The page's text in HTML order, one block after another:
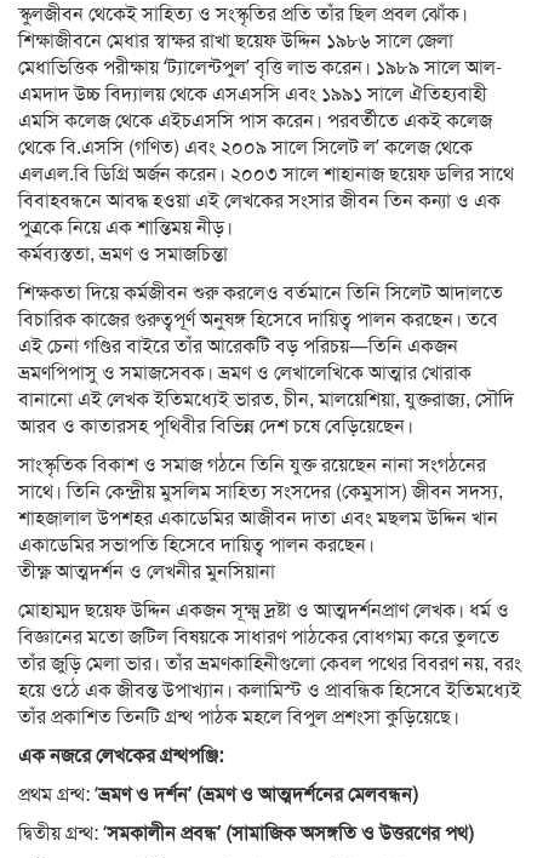
স্কুলজীবন থেকেই সাহিত্য ও সংস্কৃতির প্রতি তাঁর ছিল প্রবল ঝোঁক।
শিক্ষাজীবনে মেধার স্বাক্ষর রাখা ছয়েফ উদ্দিন ১৯৮৬ সালে জেলা
মেধাভিত্তিক পরীক্ষায় ‘ট্যালেন্টপুল’ বৃত্তি লাভ করেন। ১৯৮৯ সালে আল-
এমদাদ উচ্চ বিদ্যালয় থেকে এসএসসি এবং ১৯৯১ সালে ঐতিহ্যবাহী
এমসি কলেজ থেকে এইচএসসি পাস করেন। পরবর্তীতে একই কলেজ
থেকে বি.এসসি (গণিত) এবং ২০০৯ সালে সিলেট ল’ কলেজ থেকে
এলএল.বি ডিগ্রি অর্জন করেন। ২০০৩ সালে শাহানাজ ছয়েফ ডলির সাথে
বিবাহবন্ধনে আবদ্ধ হওয়া এই লেখকের সংসার জীবন তিন কন্যা ও এক
পুত্রকে নিয়ে এক শান্তিময় নীড়।
কর্মব্যস্ততা, ভ্রমণ ও সমাজচিন্তা
শিক্ষকতা দিয়ে কর্মজীবন শুরু করলেও বর্তমানে তিনি সিলেট আদালতে
বিচারিক কাজের গুরুত্বপূর্ণ অনুষঙ্গ হিসেবে দায়িত্ব পালন করছেন। তবে
এই চেনা গণ্ডির বাইরে তাঁর আরেকটি বড় পরিচয়—তিনি একজন
ভ্রমণপিপাসু ও সমাজসেবক। ভ্রমণ ও লেখালেখিকে আত্মার খোরাক
বানানো এই লেখক ইতিমধ্যেই ভারত, চীন, মালয়েশিয়া, যুক্তরাজ্য, সৌদি
আরব ও কাতারসহ পৃথিবীর বিভিন্ন দেশ চষে বেড়িয়েছেন।
সাংস্কৃতিক বিকাশ ও সমাজ গঠনে তিনি যুক্ত রয়েছেন নানা সংগঠনের
সাথে। তিনি কেন্দ্রীয় মুসলিম সাহিত্য সংসদের (কেমুসাস) জীবন সদস্য,
শাহজালাল উপশহর একাডেমির আজীবন দাতা এবং মছলম উদ্দিন খান
একাডেমির সভাপতি হিসেবে দায়িত্ব পালন করছেন।
তীক্ষ্ণ আত্মদর্শন ও লেখনীর মুনসিয়ানা
মোহাম্মদ ছয়েফ উদ্দিন একজন সূক্ষ্ম দ্রষ্টা ও আত্মদর্শনপ্রাণ লেখক। ধর্ম ও
বিজ্ঞানের মতো জটিল বিষয়কে সাধারণ পাঠকের বোধগম্য করে তুলতে
তাঁর জুড়ি মেলা ভার। তাঁর ভ্রমণকাহিনীগুলো কেবল পথের বিবরণ নয়, বরং
হয়ে ওঠে এক জীবন্ত উপাখ্যান। কলামিস্ট ও প্রাবন্ধিক হিসেবে ইতিমধ্যেই
তাঁর প্রকাশিত তিনটি গ্রন্থ পাঠক মহলে বিপুল প্রশংসা কুড়িয়েছে।
এক নজরে লেখকের গ্রন্থপঞ্জি:
প্রথম গ্রন্থ: ‘ভ্রমণ ও দর্শন’ (ভ্রমণ ও আত্মদর্শনের মেলবন্ধন)
দ্বিতীয় গ্রন্থ: ‘সমকালীন প্রবন্ধ’ (সামাজিক অসঙ্গতি ও উত্তরণের পথ)